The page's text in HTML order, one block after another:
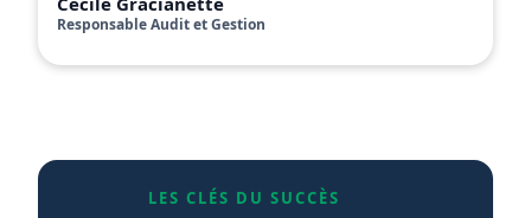
Responsable Audit et Gestion
LES CLÉS DU SUCCÈS